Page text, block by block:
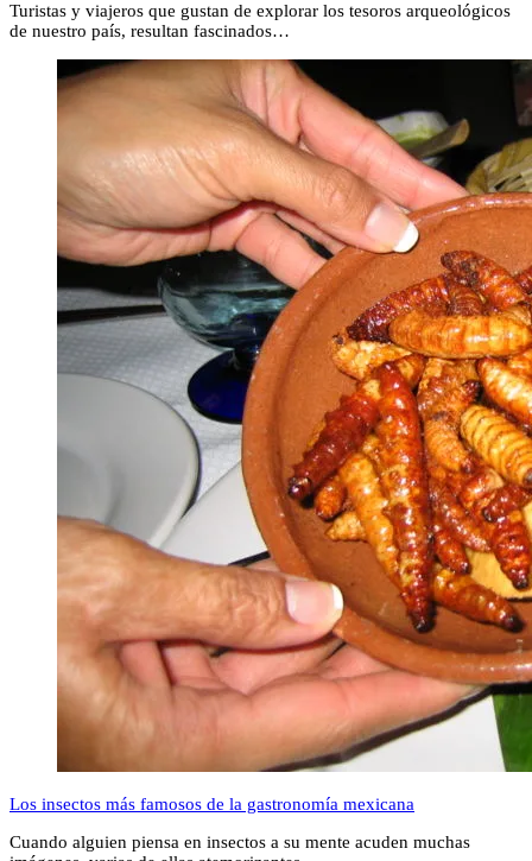
Turistas y viajeros que gustan de explorar los tesoros arqueológicos
de nuestro país, resultan fascinados…
Los insectos más famosos de la gastronomía mexicana
Cuando alguien piensa en insectos a su mente acuden muchas